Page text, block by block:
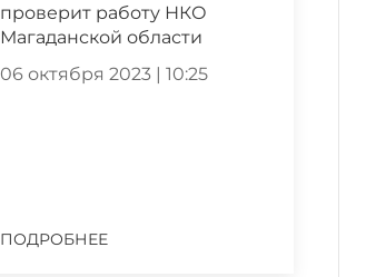
проверит работу НКО
Магаданской области
06 октября 2023 | 10:25
ПОДРОБНЕЕ